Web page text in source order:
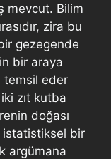
mevcut. Bilim
zira bu
gezegende
bir araya
temsil eder
zıt kutba
doğası
istatistiksel bir
argümana